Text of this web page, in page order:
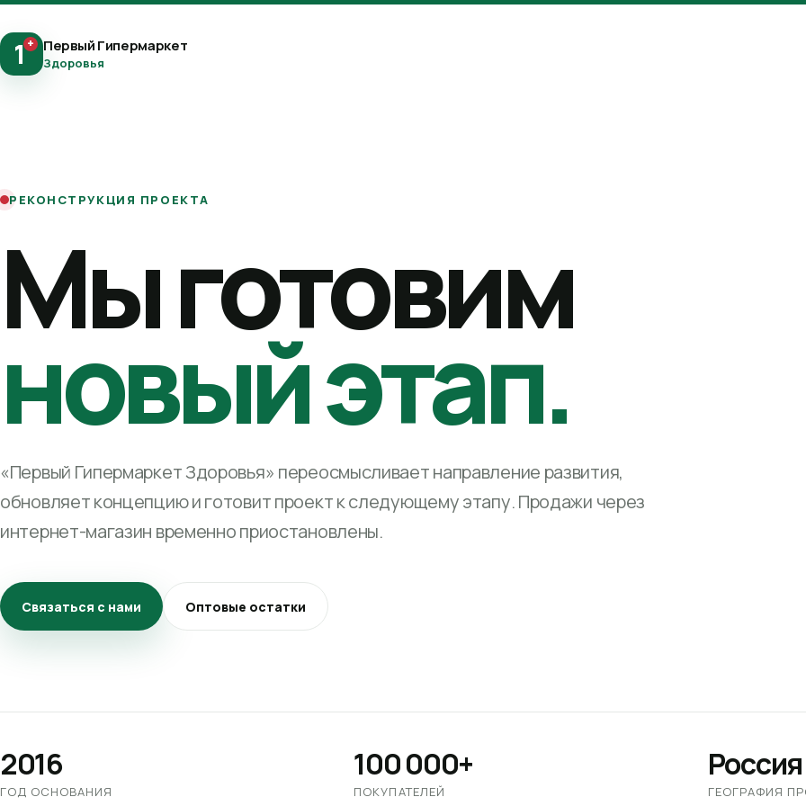
1+ Первый Гипермаркет
Здоровья
РЕКОНСТРУКЦИЯ ПРОЕКТА
Мы готовим
новый этап.
«Первый Гипермаркет Здоровья» переосмысливает направление развития,
обновляет концепцию и готовит проект к следующему этапу. Продажи через
интернет-магазин временно приостановлены.
Связаться с нами Оптовые остатки
2016
ГОД ОСНОВАНИЯ
100 000+
ПОКУПАТЕЛЕЙ
Россия
ГЕОГРАФИЯ